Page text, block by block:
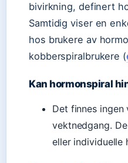
bivirkning, definert
Samtidig viser en
hos brukere av
kobberspiralbrukere (
Kan hormonspiral
Det finnes
vektnedgang.
eller individuelle